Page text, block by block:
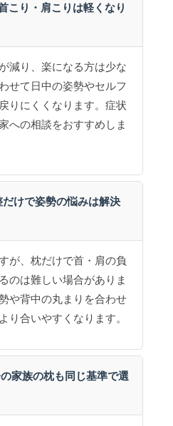
こり・肩こりは軽くなり
減り、楽になる方は少な
せて日中の姿勢やセルフ
りにくくなります。症状
への相談をおすすめしま
けで姿勢の悩みは解決
が、枕だけで首・肩の負
のは難しい場合がありま
や背中の丸まりを合わせ
り合いやすくなります。
家族の枕も同じ基準で選